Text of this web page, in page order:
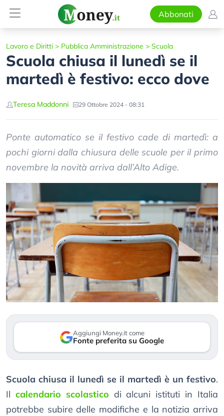
Abbonati
Lavoro e Diritti > Pubblica Amministrazione > Scuola
Scuola chiusa il lunedì se il
martedì è festivo: ecco dove
Teresa Maddonni 29 Ottobre 2024 - 08:31
Ponte automatico se il festivo cade di martedì: a
pochi giorni dalla chiusura delle scuole per il primo
novembre la novità arriva dall’Alto Adige.
Aggiungi Money.it come
Fonte preferita su Google
Scuola chiusa il lunedì se il martedì è un festivo.
Il calendario scolastico di alcuni istituti in Italia
potrebbe subire delle modifiche e la notizia arriva